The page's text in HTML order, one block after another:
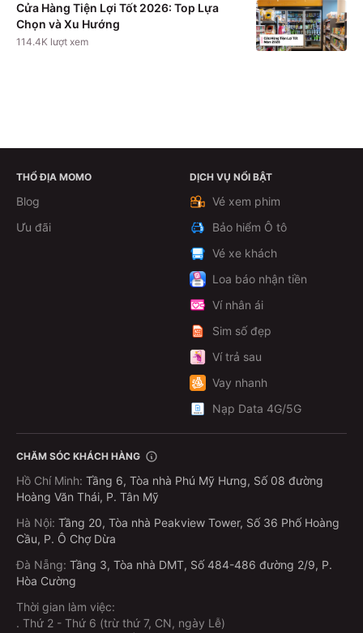
Cửa Hàng Tiện Lợi Tốt 2026: Top Lựa
Chọn và Xu Hướng
114.4K lượt xem
Xem chi tiết
THỔ ĐỊA MOMO
Blog
Ưu đãi
DỊCH VỤ NỔI BẬT
Vé xem phim
Bảo hiểm Ô tô
Vé xe khách
Loa báo nhận tiền
Ví nhân ái
Sim số đẹp
Ví trả sau
Vay nhanh
Nạp Data 4G/5G
CHĂM SÓC KHÁCH HÀNG
Hồ Chí Minh: Tầng 6, Tòa nhà Phú Mỹ Hưng, Số 08 đường
Hoàng Văn Thái, P. Tân Mỹ
Hà Nội: Tầng 20, Tòa nhà Peakview Tower, Số 36 Phố Hoàng
Cầu, P. Ô Chợ Dừa
Đà Nẵng: Tầng 3, Tòa nhà DMT, Số 484-486 đường 2/9, P.
Hòa Cường
Thời gian làm việc:
. Thứ 2 - Thứ 6 (trừ thứ 7, CN, ngày Lễ)